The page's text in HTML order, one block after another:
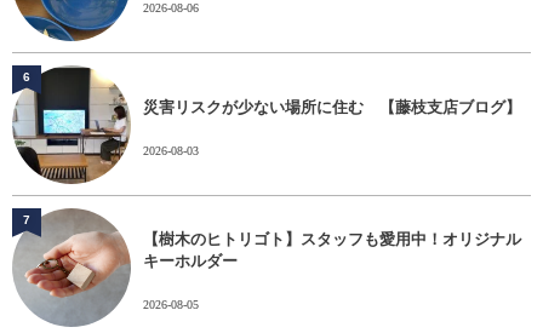
2026-08-06
災害リスクが少ない場所に住む 【藤枝支店ブログ】
2026-08-03
6
【樹木のヒトリゴト】スタッフも愛用中！オリジナル
キーホルダー
2026-08-05
7